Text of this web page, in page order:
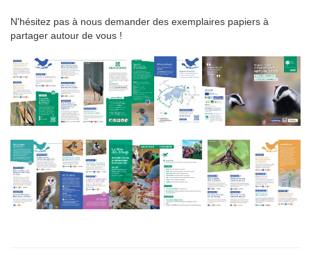
N'hésitez pas à nous demander des exemplaires papiers à
partager autour de vous !